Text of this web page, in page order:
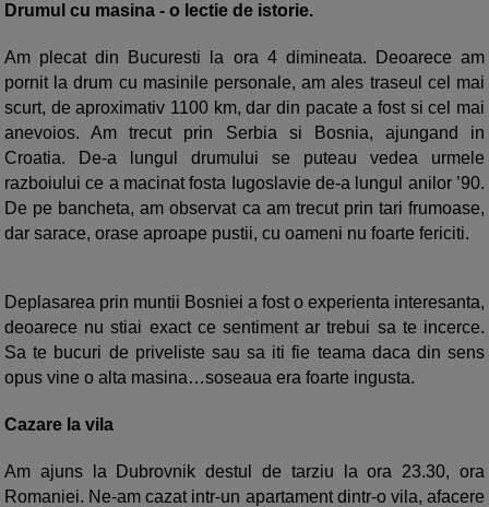
Drumul cu masina - o lectie de istorie.
Am plecat din Bucuresti la ora 4 dimineata. Deoarece am
pornit la drum cu masinile personale, am ales traseul cel mai
scurt, de aproximativ 1100 km, dar din pacate a fost si cel mai
anevoios. Am trecut prin Serbia si Bosnia, ajungand in
Croatia. De-a lungul drumului se puteau vedea urmele
razboiului ce a macinat fosta Iugoslavie de-a lungul anilor ’90.
De pe bancheta, am observat ca am trecut prin tari frumoase,
dar sarace, orase aproape pustii, cu oameni nu foarte fericiti.
Deplasarea prin muntii Bosniei a fost o experienta interesanta,
deoarece nu stiai exact ce sentiment ar trebui sa te incerce.
Sa te bucuri de priveliste sau sa iti fie teama daca din sens
opus vine o alta masina…soseaua era foarte ingusta.
Cazare la vila
Am ajuns la Dubrovnik destul de tarziu la ora 23.30, ora
Romaniei. Ne-am cazat intr-un apartament dintr-o vila, afacere